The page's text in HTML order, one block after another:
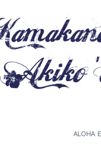
ALOHA